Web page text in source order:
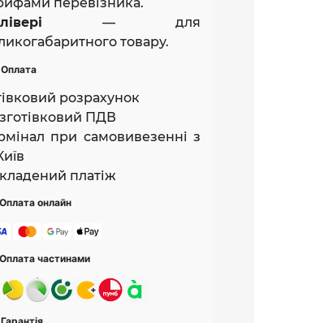
— для
товару.
Оплата
розрахунок
ПДВ
при самовивезенні з
платіж
Оплата онлайн
Оплата частинами